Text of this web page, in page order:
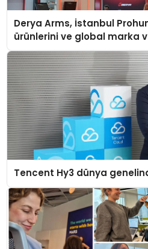
Derya Arms, İstanbul
ürünlerini ve global marka
Tencent Hy3 dünya